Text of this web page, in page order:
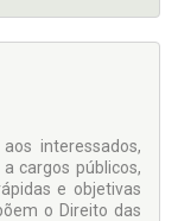
interessados,
cargos públicos,
e objetivas
o Direito das